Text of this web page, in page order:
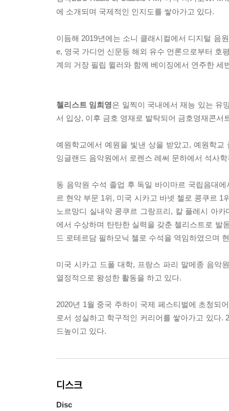
에 소개되며 국제적인 인지도를 쌓아가고 있다.
이듬해 2019년에는 소니 클래시컬에서 디지털 음
e, 영국 가디언 신문등 해외 유수 언론으로부터 호
계의 거장 필립 뮐러와 함께 베이징에서 연주한
첼리스트 임희영은 일찍이 국내에서 재능 있는 유
서 입상, 이후 금호 영재로 발탁되어 금호영재콘
예원학교에서 예원을 빛낸 상을 받았고, 예원학
잉글랜드 음악원에서 로렌스 레써 문하에서 석사
동 음악원 수석 졸업 후 독일 바이마르 국립음대
르 현악 부문 1위, 미국 시카고 바넷 첼로 콩쿠르
노르망디 실내악 콩쿠르 그랑프리, 칼 플레시 아
에서 수상하며 탄탄한 실력을 갖춘 첼리스트로 발
드 로테르담 필하모닉 첼로 수석을 역임하였으며
미국 시카고 드폴 대학, 프랑스 파리 말메종 음악
열정적으로 왕성한 활동을 하고 있다.
2020년 1월 중국 주하이 국제 페스티벌에 초청되
로서 성실하고 학구적인 커리어를 쌓아가고 있다
드높이고 있다.
디스크
Disc